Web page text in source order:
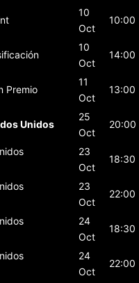
10
Oct
10:00
10
Oct
14:00
Premio
11
Oct
13:00
Unidos
25
Oct
20:00
23
Oct
18:30
23
Oct
22:00
24
Oct
18:30
24
Oct
22:00